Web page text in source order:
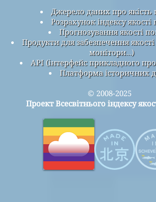
Джерело даних про якість
Розрахунок індексу якості
Прогнозування якості
Продукти для забезпечення
монітори…)
API (інтерфейс прикладного
Платформа історичних
© 2008-2025
Проект Всесвітнього індексу